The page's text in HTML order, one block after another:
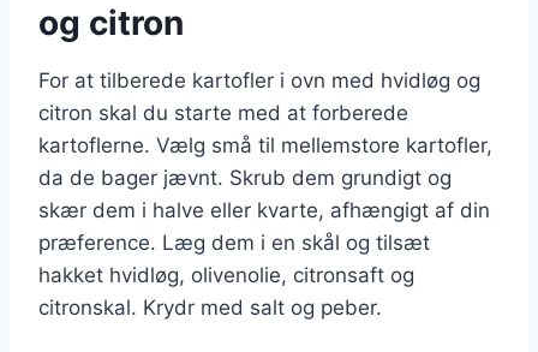
og citron
For at tilberede kartofler i ovn med hvidløg og
citron skal du starte med at forberede
kartoflerne. Vælg små til mellemstore kartofler,
da de bager jævnt. Skrub dem grundigt og
skær dem i halve eller kvarte, afhængigt af din
præference. Læg dem i en skål og tilsæt
hakket hvidløg, olivenolie, citronsaft og
citronskal. Krydr med salt og peber.